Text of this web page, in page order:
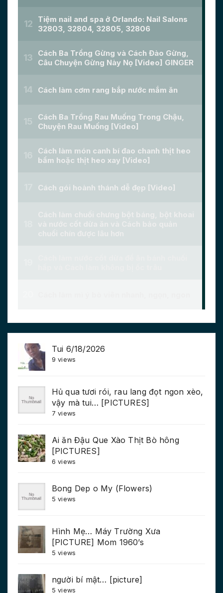
Tui 6/18/2026
9 views
Hủ qua tươi rói, rau lang đọt ngon xèo,
vậy mà tui… [PICTURES]
7 views
Ai ăn Đậu Que Xào Thịt Bò hông
[PICTURES]
6 views
Bong Dep o My (Flowers)
5 views
Hình Mẹ… Máy Trường Xưa
[PICTURE] Mom 1960’s
5 views
người bí mật… [picture]
5 views